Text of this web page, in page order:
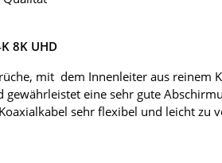
8K UHD
mit dem Innenleiter aus reinem
eine sehr gute
sehr flexibel und leicht zu